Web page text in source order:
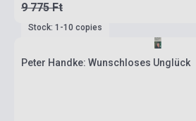
9 775 Ft
Stock: 1-10 copies
Peter Handke: Wunschloses Unglück